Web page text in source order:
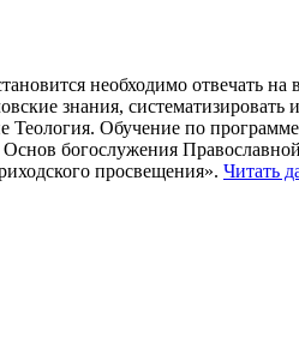
необходимо отвечать на
знания, систематизировать
Обучение по
Основ богослужения
просвещения». Читать